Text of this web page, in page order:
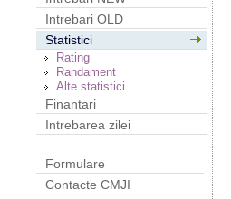
Intrebari OLD
Statistici
Rating
Randament
Alte statistici
Finantari
Intrebarea zilei
Formulare
Contacte CMJI